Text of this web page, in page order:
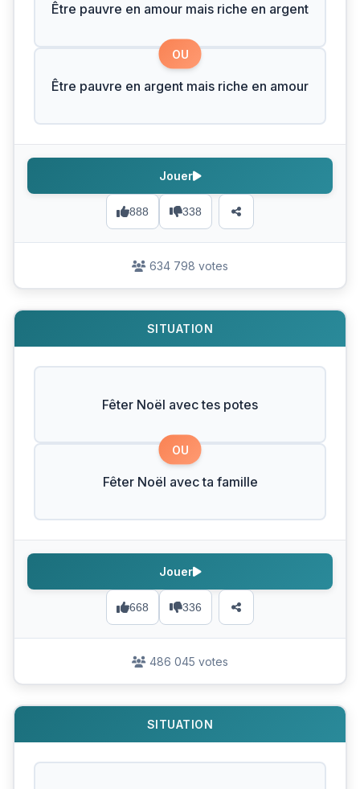
Être pauvre en amour mais riche en argent
OU
Être pauvre en argent mais riche en amour
888 338
Jouer
634 798 votes
SITUATION
Fêter Noël avec tes potes
OU
Fêter Noël avec ta famille
668 336
Jouer
486 045 votes
SITUATION